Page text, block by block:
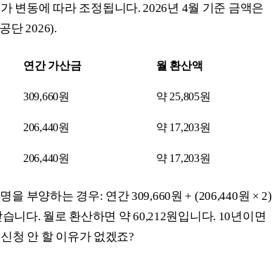
변동에 따라 조정됩니다. 2026년 4월 기준 금액은
단 2026).
연간 가산금 월 환산액
309,660원 약 25,805원
206,440원 약 17,203원
206,440원 약 17,203원
을 부양하는 경우: 연간 309,660원 + (206,440원 × 2)
니다. 월로 환산하면 약 60,212원입니다. 10년이면
청 안 할 이유가 없겠죠?